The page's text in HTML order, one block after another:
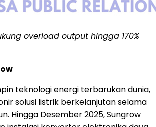
overload output hingga 170%
teknologi energi terbarukan dunia,
solusi listrik berkelanjutan selama
Hingga Desember 2025, Sungrow